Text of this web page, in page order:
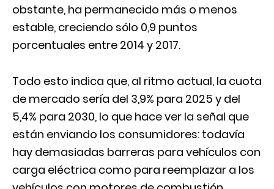
obstante, ha permanecido más o menos
estable, creciendo sólo 0,9 puntos
porcentuales entre 2014 y 2017.
Todo esto indica que, al ritmo actual, la cuota
de mercado sería del 3,9% para 2025 y del
5,4% para 2030, lo que hace ver la señal que
están enviando los consumidores: todavía
hay demasiadas barreras para vehículos con
carga eléctrica como para reemplazar a los